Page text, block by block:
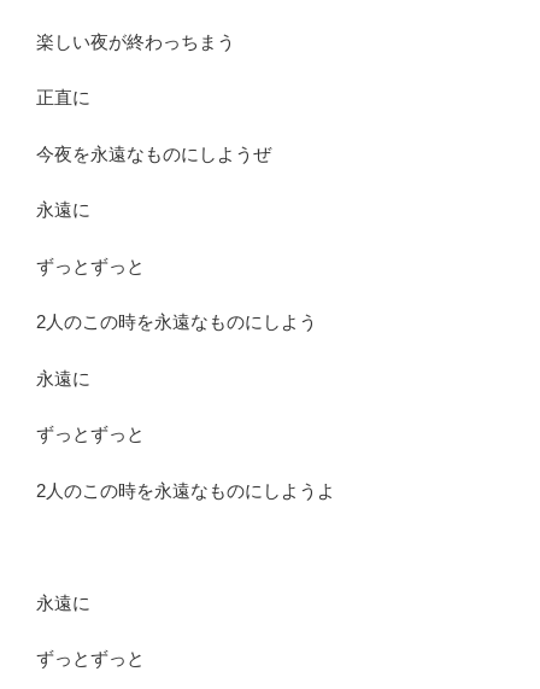
楽しい夜が終わっちまう
正直に
今夜を永遠なものにしようぜ
永遠に
ずっとずっと
2人のこの時を永遠なものにしよう
永遠に
ずっとずっと
2人のこの時を永遠なものにしようよ
永遠に
ずっとずっと